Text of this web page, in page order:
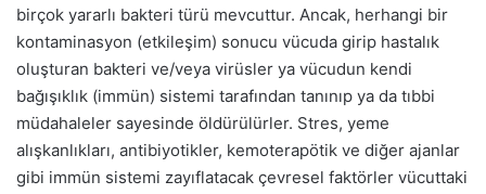
birçok yararlı bakteri türü mevcuttur. Ancak, herhangi bir
kontaminasyon (etkileşim) sonucu vücuda girip hastalık
oluşturan bakteri ve/veya virüsler ya vücudun kendi
bağışıklık (immün) sistemi tarafından tanınıp ya da tıbbi
müdahaleler sayesinde öldürülürler. Stres, yeme
alışkanlıkları, antibiyotikler, kemoterapötik ve diğer ajanlar
gibi immün sistemi zayıflatacak çevresel faktörler vücuttaki